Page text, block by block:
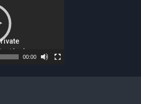
00:00